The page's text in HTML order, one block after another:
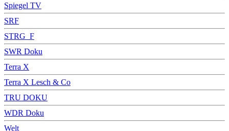
Spiegel TV
SRF
STRG_F
SWR Doku
Terra X
Terra X Lesch & Co
TRU DOKU
WDR Doku
Welt